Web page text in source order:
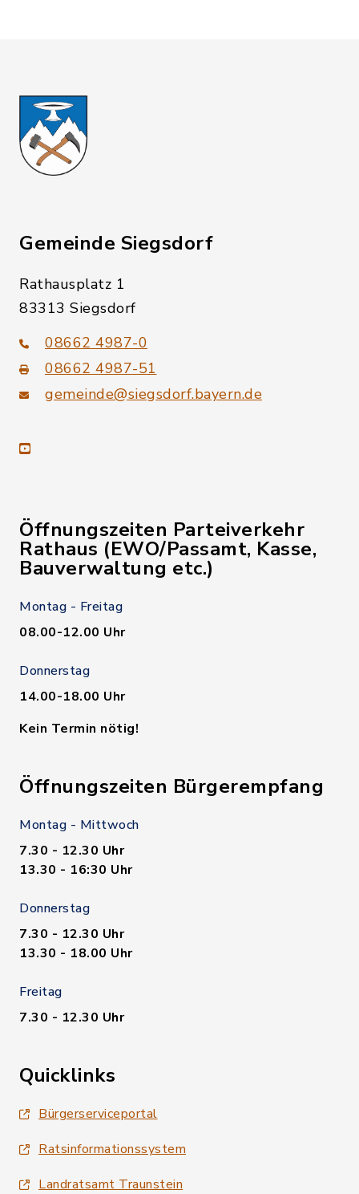
Gemeinde Siegsdorf
Rathausplatz 1
83313 Siegsdorf
08662 4987-0
08662 4987-51
gemeinde@siegsdorf.bayern.de
youtube
Öffnungszeiten Parteiverkehr
Rathaus (EWO/Passamt, Kasse,
Bauverwaltung etc.)
Montag - Freitag
08.00-12.00 Uhr
Donnerstag
14.00-18.00 Uhr
Kein Termin nötig!
Öffnungszeiten Bürgerempfang
Montag - Mittwoch
7.30 - 12.30 Uhr
13.30 - 16:30 Uhr
Donnerstag
7.30 - 12.30 Uhr
13.30 - 18.00 Uhr
Freitag
7.30 - 12.30 Uhr
Quicklinks
Bürgerserviceportal
Ratsinformationssystem
Landratsamt Traunstein